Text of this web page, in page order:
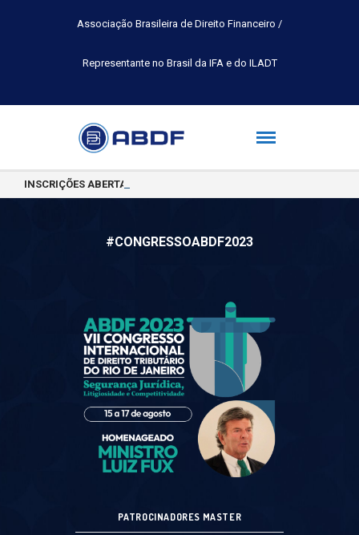
Associação Brasileira de Direito Financeiro /
Representante no Brasil da IFA e do ILADT
INSCRIÇÕES ABERTAS PARA A TURMA 2026.2 DA PÓS-
#CONGRESSOABDF2023
PATROCINADORES MASTER